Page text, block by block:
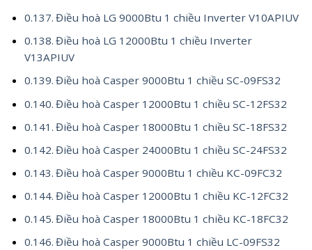
Điều hoà LG 9000Btu 1 chiều Inverter V10APIUV
Điều hoà LG 12000Btu 1 chiều Inverter
V13APIUV
Điều hoà Casper 9000Btu 1 chiều SC-09FS32
Điều hoà Casper 12000Btu 1 chiều SC-12FS32
Điều hoà Casper 18000Btu 1 chiều SC-18FS32
Điều hoà Casper 24000Btu 1 chiều SC-24FS32
Điều hoà Casper 9000Btu 1 chiều KC-09FC32
Điều hoà Casper 12000Btu 1 chiều KC-12FC32
Điều hoà Casper 18000Btu 1 chiều KC-18FC32
Điều hoà Casper 9000Btu 1 chiều LC-09FS32